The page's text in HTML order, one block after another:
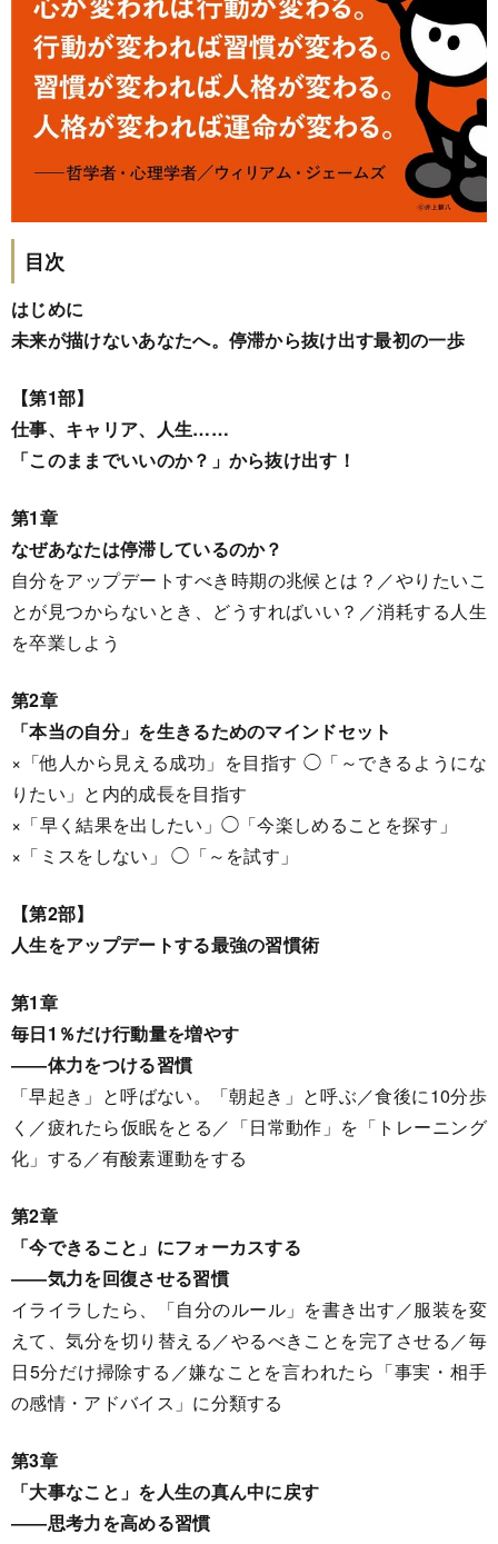
目次
はじめに
未来が描けないあなたへ。停滞から抜け出す最初の一歩
【第1部】
仕事、キャリア、人生……
「このままでいいのか？」から抜け出す！
第1章
なぜあなたは停滞しているのか？
自分をアップデートすべき時期の兆候とは？／やりたいこ
とが見つからないとき、どうすればいい？／消耗する人生
を卒業しよう
第2章
「本当の自分」を生きるためのマインドセット
×「他人から見える成功」を目指す ◯「～できるようにな
りたい」と内的成長を目指す
×「早く結果を出したい」◯「今楽しめることを探す」
×「ミスをしない」 ◯「～を試す」
【第2部】
人生をアップデートする最強の習慣術
第1章
毎日1％だけ行動量を増やす
――体力をつける習慣
「早起き」と呼ばない。「朝起き」と呼ぶ／食後に10分歩
く／疲れたら仮眠をとる／「日常動作」を「トレーニング
化」する／有酸素運動をする
第2章
「今できること」にフォーカスする
――気力を回復させる習慣
イライラしたら、「自分のルール」を書き出す／服装を変
えて、気分を切り替える／やるべきことを完了させる／毎
日5分だけ掃除する／嫌なことを言われたら「事実・相手
の感情・アドバイス」に分類する
第3章
「大事なこと」を人生の真ん中に戻す
――思考力を高める習慣